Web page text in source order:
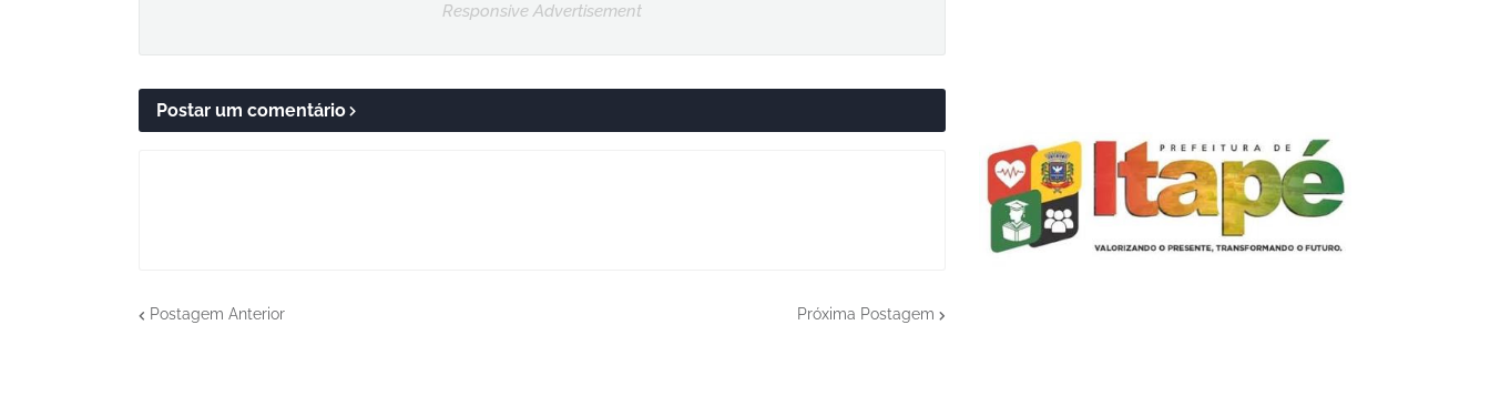
Responsive Advertisement
Postar um comentário
Postagem Anterior Próxima Postagem